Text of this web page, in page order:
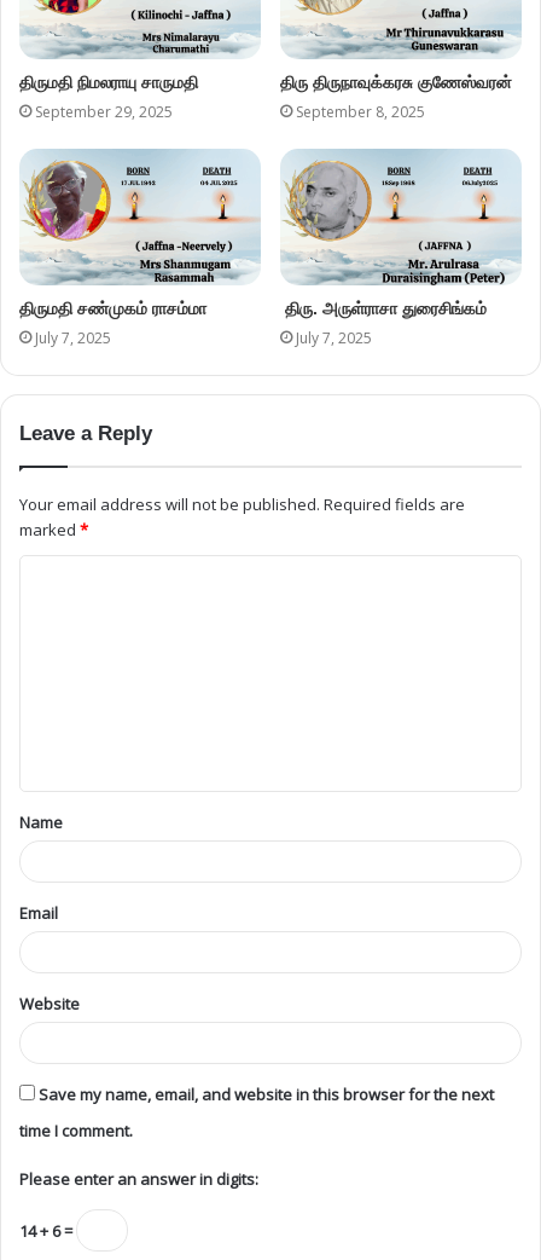
திருமதி நிமலராயு சாருமதி
September 29, 2025
திரு திருநாவுக்கரசு குணேஸ்வரன்
September 8, 2025
திருமதி சண்முகம் ராசம்மா
July 7, 2025
திரு. அருள்ராசா துரைசிங்கம்
July 7, 2025
Leave a Reply
Your email address will not be published. Required fields are
marked *
Name
Email
Website
Save my name, email, and website in this browser for the next
time I comment.
Please enter an answer in digits:
14 + 6 =